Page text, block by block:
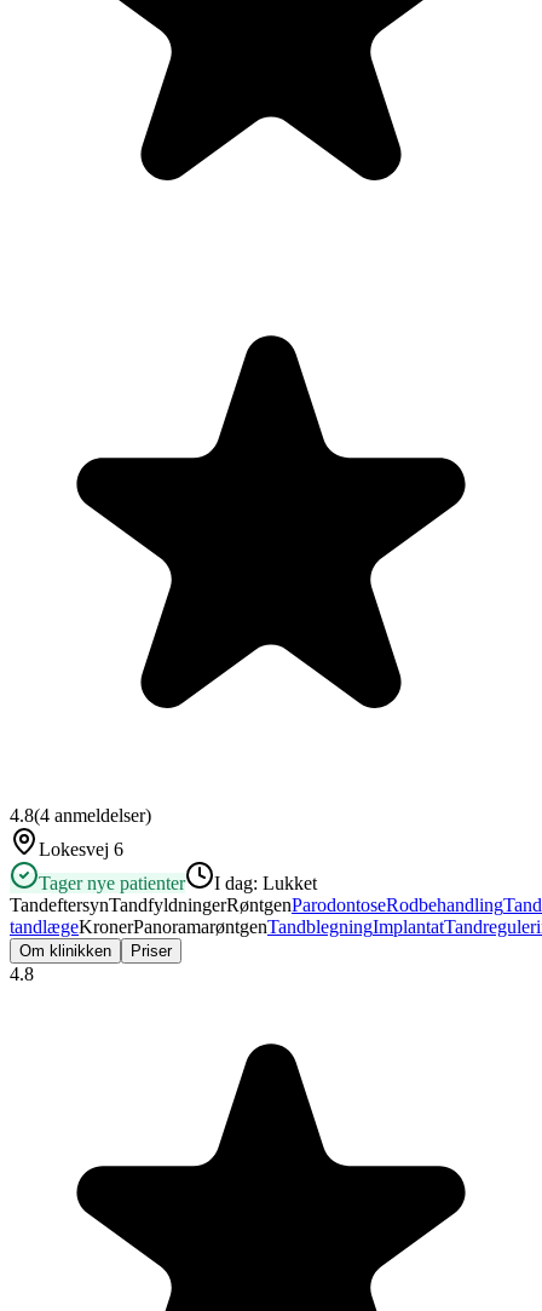
4.8(4 anmeldelser)
Lokesvej 6
Tager nye patienter
I dag: Lukket
TandeftersynTandfyldningerRøntgenParodontoseRodbehandling
tandlægeKronerPanoramarøntgenTandblegningImplantat
Om klinikken Priser
4.8